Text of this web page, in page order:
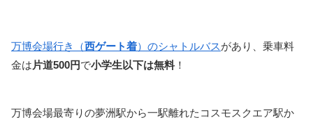
万博会場行き（西ゲート着）のシャトルバスがあり、乗車料
金は片道500円で小学生以下は無料 ！
万博会場最寄りの夢洲駅から一駅離れたコスモスクエア駅か